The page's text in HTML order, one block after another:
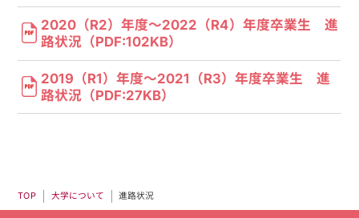
2020（R2）年度～2022（R4）年度卒業生 進
路状況（PDF:102KB）
2019（R1）年度～2021（R3）年度卒業生 進
路状況（PDF:27KB）
TOP 大学について 進路状況